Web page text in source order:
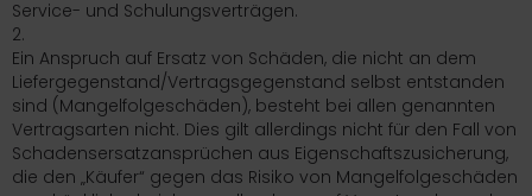
Service- und Schulungsverträgen.
2.
Ein Anspruch auf Ersatz von Schäden, die nicht an dem
Liefergegenstand/Vertragsgegenstand selbst entstanden
sind (Mangelfolgeschäden), besteht bei allen genannten
Vertragsarten nicht. Dies gilt allerdings nicht für den Fall von
Schadensersatzansprüchen aus Eigenschaftszusicherung,
die den „Käufer“ gegen das Risiko von Mangelfolgeschäden